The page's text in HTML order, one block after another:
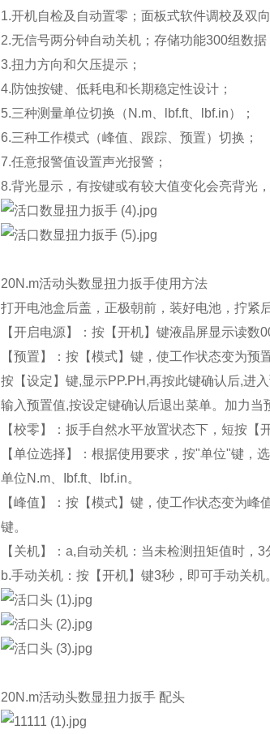
14
SGSX-
3000
600-3000 1
1.开机自检及自动置零；面板式软件调校及双向
2.无信号两分钟自动关机；存储功能300组数据
3.扭力方向和欠压提示；
4.防蚀按键、低耗电和长期稳定性设计；
5.三种测量单位切换（ N.m、 lbf.ft、 lbf.in）；
6.三种工作模式（峰值、跟踪、预置）切换；
7.任意报警值设置声光报警；
8.背光显示，有按键或有较大值变化会亮背光
20N.m活动头数显扭力扳手使用方法
打开电池盒后盖，正极朝前，装好电池，拧紧
【开启电源】：按【开机】键液晶屏显示读数
【预置】：按【模式】键，使工作状态变为预
按【设定】键,显示PP.PH,再按此键确认后,进
输入预置值,按设定键确认后退出菜单。加力当
【校零】：扳手自然水平放置状态下，短按【
【单位选择】：根据使用要求，按"单位"键，
单位N.m、Ibf.ft、Ibf.in。
【峰值】：按【模式】键，使工作状态变为
键。
【关机】：a,自动关机：当未检测扭矩值时，3
b.手动关机：按【开机】键3秒，即可手动关机。
20N.m活动头数显扭力扳手 配头